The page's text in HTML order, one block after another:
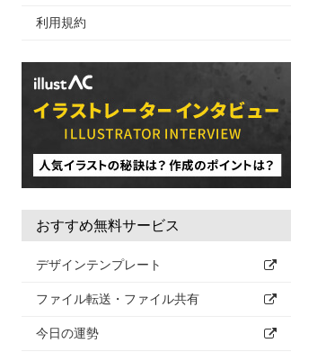
利用規約
おすすめ無料サービス
デザインテンプレート
ファイル転送・ファイル共有
今日の運勢